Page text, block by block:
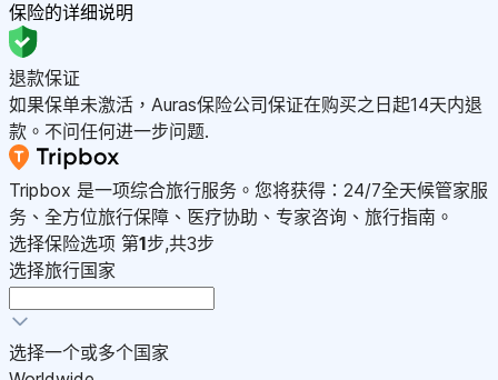
保险的详细说明
退款保证
如果保单未激活，Auras保险公司保证在购买之日起14天内退
款。不问任何进一步问题.
Tripbox 是一项综合旅行服务。您将获得：24/7全天候管家服
务、全方位旅行保障、医疗协助、专家咨询、旅行指南。
选择保险选项 第1步,共3步
选择旅行国家
选择一个或多个国家